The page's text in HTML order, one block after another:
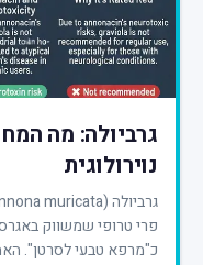
גרביולה: מה
נוירולוגית
פרי טרופי שמשווק
כ"מרפא טבעי לסרטן".